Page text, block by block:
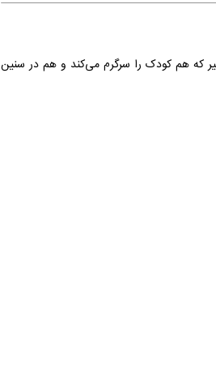
که هم کودک را سرگرم می‌کند و هم در سنین